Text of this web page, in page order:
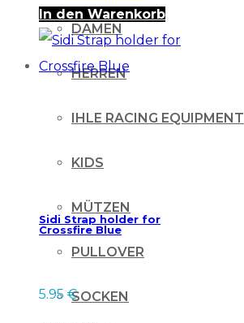
DAMEN
HERREN
IHLE RACING EQUIPMENT
KIDS
MÜTZEN
PULLOVER
SOCKEN
In den Warenkorb
Sidi Strap holder for
Crossfire Blue
5.95 €